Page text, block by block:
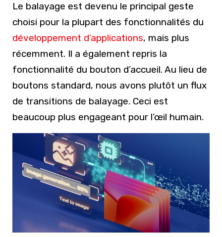
Le balayage est devenu le principal geste
choisi pour la plupart des fonctionnalités du
développement d’applications, mais plus
récemment. Il a également repris la
fonctionnalité du bouton d’accueil. Au lieu de
boutons standard, nous avons plutôt un flux
de transitions de balayage. Ceci est
beaucoup plus engageant pour l’œil humain.